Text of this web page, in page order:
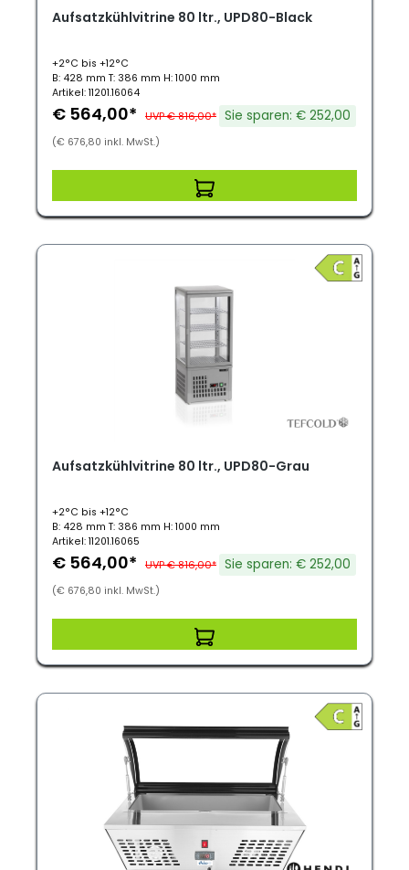
Aufsatzkühlvitrine 80 ltr., UPD80-Black
+2°C bis +12°C
B: 428 mm T: 386 mm H: 1000 mm
Artikel: 11201.16064
€ 564,00* UVP € 816,00* Sie sparen: € 252,00
(€ 676,80 inkl. MwSt.)
Aufsatzkühlvitrine 80 ltr., UPD80-Grau
+2°C bis +12°C
B: 428 mm T: 386 mm H: 1000 mm
Artikel: 11201.16065
€ 564,00* UVP € 816,00* Sie sparen: € 252,00
(€ 676,80 inkl. MwSt.)